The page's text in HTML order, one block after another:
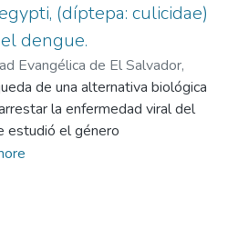
(díptepa: culicidae)
dengue.
Evangélica de El Salvador,
López Méndez, Melvin Iván
de una alternativa biológica
la enfermedad viral del
estudió el género
sp, que según